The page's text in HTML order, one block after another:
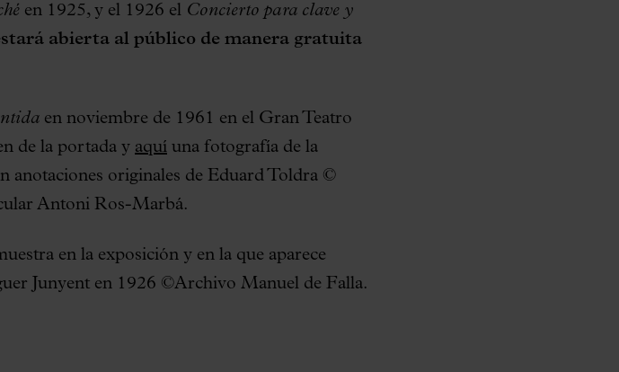
en 1925, y el 1926 el Concierto para clave y
abierta al público de manera gratuita
en noviembre de 1961 en el Gran Teatro
de la portada y aquí una fotografía de la
anotaciones originales de Eduard Toldra ©
Antoni Ros-Marbá.
en la exposición y en la que aparece
Junyent en 1926 ©Archivo Manuel de Falla.